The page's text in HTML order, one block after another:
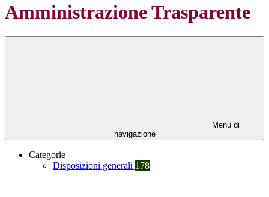
Amministrazione Trasparente
Menu di
navigazione
Categorie
Disposizioni generali 178